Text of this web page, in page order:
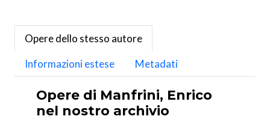
Opere dello stesso autore
Informazioni estese
Metadati
Opere di Manfrini, Enrico
nel nostro archivio